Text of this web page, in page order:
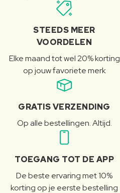
STEEDS MEER
VOORDELEN
Elke maand tot wel 20% korting
op jouw favoriete merk
GRATIS VERZENDING
Op alle bestellingen. Altijd.
TOEGANG TOT DE APP
De beste ervaring met 10%
korting op je eerste bestelling